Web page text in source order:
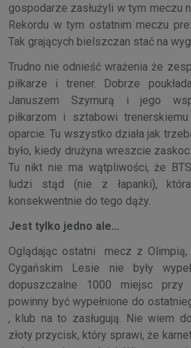
gospodarze zasłużyli w tym meczu
Rekordu w tym ostatnim meczu
Tak grających bielszczan stać na
Trudno nie odnieść wrażenia że
piłkarze i trener. Dobrze
Januszem Szymurą i jego
piłkarzom i sztabowi
oparcie. Tu wszystko działa jak
było, kiedy drużyna wreszcie
Tu nikt nie ma wątpliwości, że
ludzi stąd (nie z łapanki),
konsekwentnie do tego dąży.
Jest tylko jedno ale…
Oglądając ostatni mecz z Olimpią,
Cygańskim Lesie nie były
dopuszczalne 1000 miejsc przy
powinny być wypełnione do
, klub na to zasługują. Nie wiem
złoty przycisk, który sprawi, że